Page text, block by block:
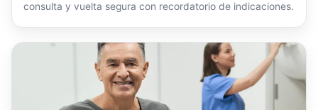
consulta y vuelta segura con recordatorio de indicaciones.